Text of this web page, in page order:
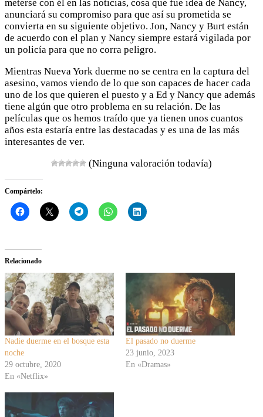
meterse con él en las noticias, cosa que fue idea de Nancy,
anunciará su compromiso para que así su prometida se
convierta en su siguiente objetivo. Jon, Nancy y Burt están
de acuerdo con el plan y Nancy siempre estará vigilada por
un policía para que no corra peligro.
Mientras Nueva York duerme no se centra en la captura del
asesino, vamos viendo de lo que son capaces de hacer cada
uno de los que quieren el puesto y a Ed y Nancy que además
tiene algún que otro problema en su relación. De las
películas que os hemos traído que ya tienen unos cuantos
años esta estaría entre las destacadas y es una de las más
interesantes de ver.
(Ninguna valoración todavía)
Compártelo:
Relacionado
Nadie duerme en el bosque esta
noche
29 octubre, 2020
En «Netflix»
El pasado no duerme
23 junio, 2023
En «Dramas»